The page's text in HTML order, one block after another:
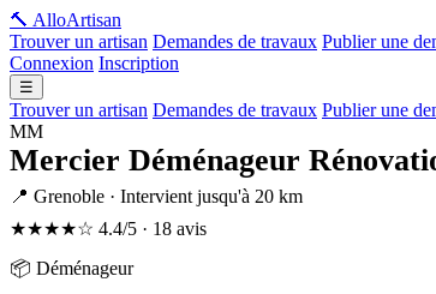
🔨 AlloArtisan
Trouver un artisan Demandes de travaux Publier une
Connexion Inscription
☰
Trouver un artisan Demandes de travaux Publier une
MM
Mercier Déménageur
📍 Grenoble · Intervient jusqu'à 20 km
★★★★☆ 4.4/5 · 18 avis
📦 Déménageur